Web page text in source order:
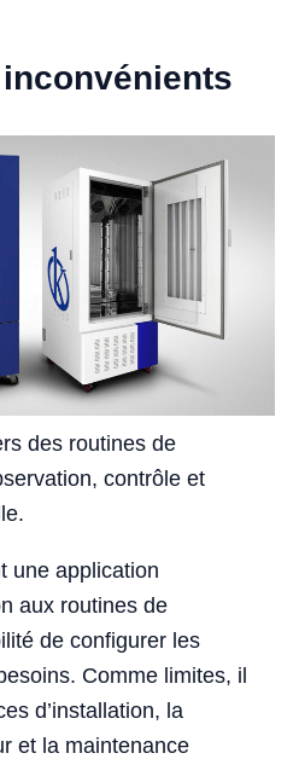
des routines de
contrôle et
une application
aux routines de
de configurer les
Comme limites, il
d’installation, la
et la maintenance